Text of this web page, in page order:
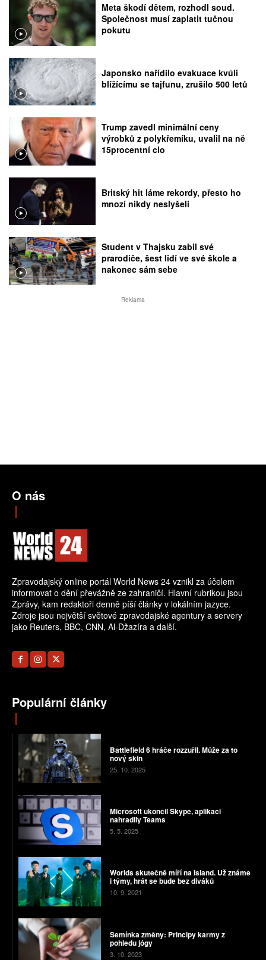
Meta škodí dětem, rozhodl soud.
Společnost musí zaplatit tučnou
pokutu
Japonsko nařídilo evakuace kvůli
blížícímu se tajfunu, zrušilo 500 letů
Trump zavedl minimální ceny
výrobků z polykřemíku, uvalil na ně
15procentní clo
Britský hit láme rekordy, přesto ho
mnozí nikdy neslyšeli
Student v Thajsku zabil své
prarodiče, šest lidí ve své škole a
nakonec sám sebe
Reklama
O nás
Zpravodajský online portál World News 24 vznikl za účelem
informovat o dění převážně ze zahraničí. Hlavní rubrikou jsou
Zprávy, kam redaktoři denně píší články v lokálním jazyce.
Zdroje jsou největší světové zpravodajské agentury a servery
jako Reuters, BBC, CNN, Al-Džazíra a další.
Populární články
Battlefield 6 hráče rozzuřil. Může za to
nový skin
25. 10. 2025
Microsoft ukončil Skype, aplikaci
nahradily Teams
5. 5. 2025
Worlds skutečně míří na Island. Už známe
i týmy, hrát se bude bez diváků
10. 9. 2021
Semínka změny: Principy karmy z
pohledu jógy
3. 10. 2023